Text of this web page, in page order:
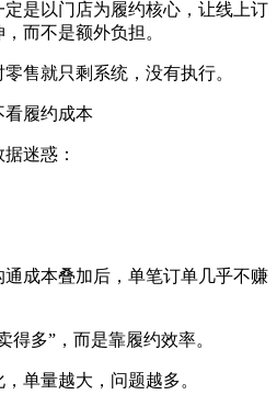
是以门店为履约核心，让线上订
而不是额外负担。
售就只剩系统，没有执行。
看履约成本
迷惑：
成本叠加后，单笔订单几乎不赚
得多”，而是靠履约效率。
单量越大，问题越多。